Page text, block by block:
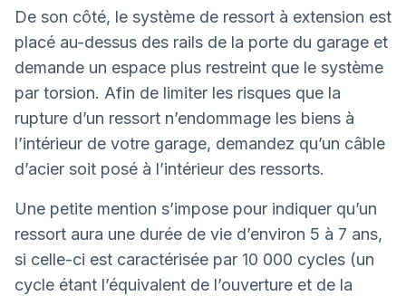
De son côté, le système de ressort à extension est
placé au-dessus des rails de la porte du garage et
demande un espace plus restreint que le système
par torsion. Afin de limiter les risques que la
rupture d’un ressort n’endommage les biens à
l’intérieur de votre garage, demandez qu’un câble
d’acier soit posé à l’intérieur des ressorts.
Une petite mention s’impose pour indiquer qu’un
ressort aura une durée de vie d’environ 5 à 7 ans,
si celle-ci est caractérisée par 10 000 cycles (un
cycle étant l’équivalent de l’ouverture et de la